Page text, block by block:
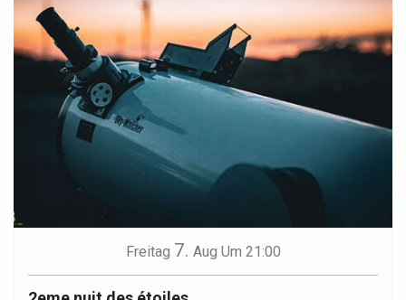
Freitag 7. Aug Um 21:00